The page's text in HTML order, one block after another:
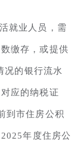
就业人员，需
缴存，或提供
况的银行流水
应的纳税证
到市住房公积
年度住房公